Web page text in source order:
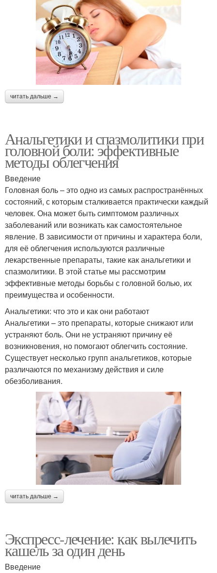
читать дальше →
Анальгетики и спазмолитики при
головной боли: эффективные
методы облегчения
Введение
Головная боль – это одно из самых распространённых
состояний, с которым сталкивается практически каждый
человек. Она может быть симптомом различных
заболеваний или возникать как самостоятельное
явление. В зависимости от причины и характера боли,
для её облегчения используются различные
лекарственные препараты, такие как анальгетики и
спазмолитики. В этой статье мы рассмотрим
эффективные методы борьбы с головной болью, их
преимущества и особенности.
Анальгетики: что это и как они работают
Анальгетики – это препараты, которые снижают или
устраняют боль. Они не устраняют причину её
возникновения, но помогают облегчить состояние.
Существует несколько групп анальгетиков, которые
различаются по механизму действия и силе
обезболивания.
читать дальше →
Экспресс-лечение: как вылечить
кашель за один день
Введение